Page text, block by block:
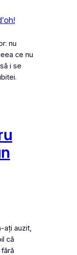
nu
ce nu
i se
ați auzit,
că